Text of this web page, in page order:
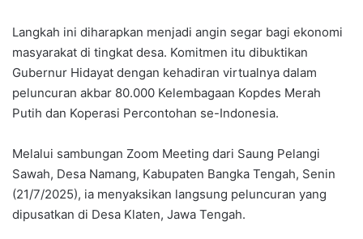
Langkah ini diharapkan menjadi angin segar bagi ekonomi
masyarakat di tingkat desa. Komitmen itu dibuktikan
Gubernur Hidayat dengan kehadiran virtualnya dalam
peluncuran akbar 80.000 Kelembagaan Kopdes Merah
Putih dan Koperasi Percontohan se-Indonesia.
Melalui sambungan Zoom Meeting dari Saung Pelangi
Sawah, Desa Namang, Kabupaten Bangka Tengah, Senin
(21/7/2025), ia menyaksikan langsung peluncuran yang
dipusatkan di Desa Klaten, Jawa Tengah.